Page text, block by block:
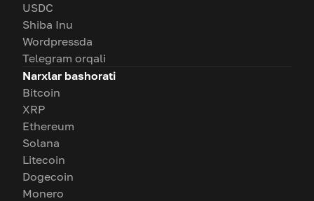
USDC
Shiba Inu
Wordpressda
Telegram orqali
Narxlar bashorati
Bitcoin
XRP
Ethereum
Solana
Litecoin
Dogecoin
Monero